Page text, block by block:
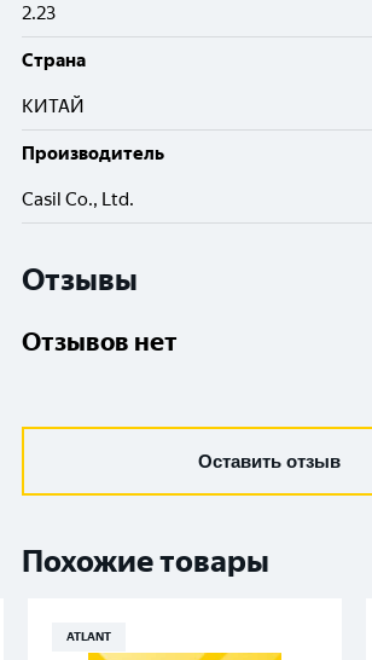
2.23
Cтрана
КИТАЙ
Производитель
Casil Co., Ltd.
Отзывы
Отзывов нет
Оставить отзыв
Похожие товары
ATLANT